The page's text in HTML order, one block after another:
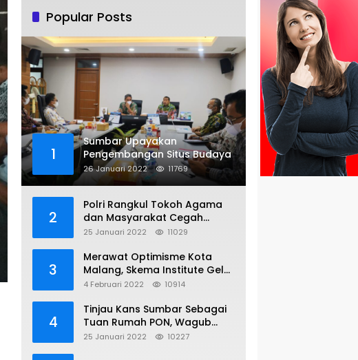
Popular Posts
1
Sumbar Upayakan
Pengembangan Situs Budaya
26 Januari 2022 11769
2
Polri Rangkul Tokoh Agama
dan Masyarakat Cegah
Bentrok Susulan di Sorong
25 Januari 2022 11029
3
Merawat Optimisme Kota
Malang, Skema Institute Gelar
Diskusi Kolaboratif
4 Februari 2022 10914
4
Tinjau Kans Sumbar Sebagai
Tuan Rumah PON, Wagub
Sambangi KONI Pusat
25 Januari 2022 10227